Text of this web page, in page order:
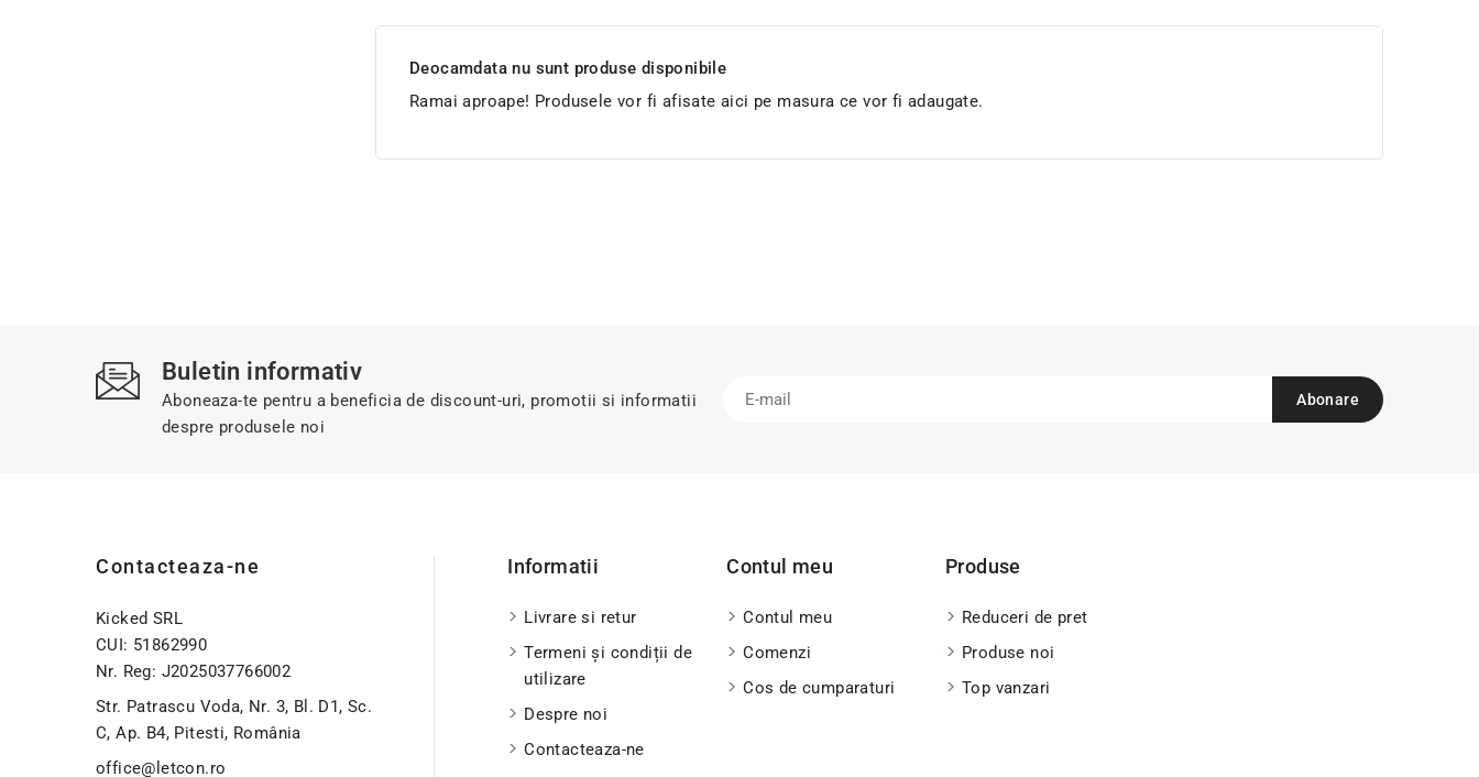
Deocamdata nu sunt produse disponibile
Ramai aproape! Produsele vor fi afisate aici pe masura ce vor fi adaugate.
Buletin informativ
Aboneaza-te pentru a beneficia de discount-uri, promotii si informatii
despre produsele noi
Contacteaza-ne
Kicked SRL
CUI: 51862990
Nr. Reg: J2025037766002
Str. Patrascu Voda, Nr. 3, Bl. D1, Sc.
C, Ap. B4, Pitesti, România
office@letcon.ro
Informatii
Livrare si retur
Termeni și condiții de
utilizare
Despre noi
Contacteaza-ne
Contul meu
Contul meu
Comenzi
Cos de cumparaturi
Produse
Reduceri de pret
Produse noi
Top vanzari